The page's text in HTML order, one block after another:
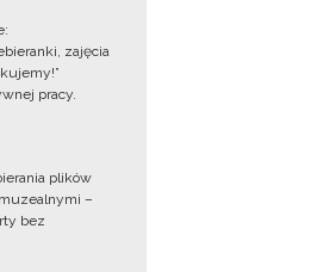
zajęcia
pracy.
plików
–
bez